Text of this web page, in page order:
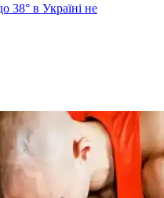
38° в Україні не